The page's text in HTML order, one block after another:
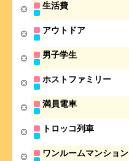
生活費
アウトドア
男子学生
ホストファミリー
満員電車
トロッコ列車
ワンルームマンション